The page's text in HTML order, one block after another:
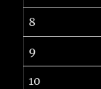
8
9
10